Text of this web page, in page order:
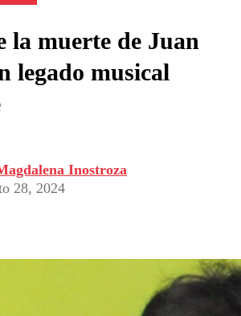
la muerte de Juan
legado musical
Inostroza
28, 2024